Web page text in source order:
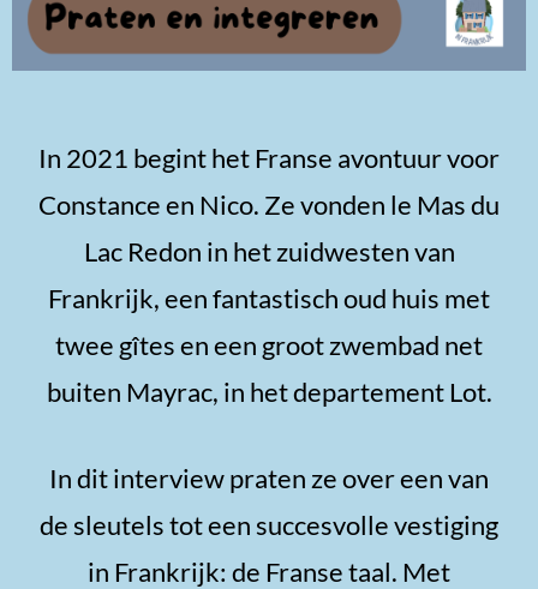
In 2021 begint het Franse avontuur voor
Constance en Nico. Ze vonden le Mas du
Lac Redon in het zuidwesten van
Frankrijk, een fantastisch oud huis met
twee gîtes en een groot zwembad net
buiten Mayrac, in het departement Lot.
In dit interview praten ze over een van
de sleutels tot een succesvolle vestiging
in Frankrijk: de Franse taal. Met